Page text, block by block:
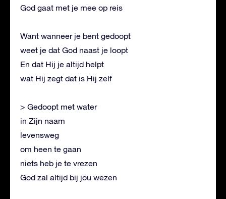
God gaat met je mee op reis
Want wanneer je bent gedoopt
weet je dat God naast je loopt
En dat Hij je altijd helpt
wat Hij zegt dat is Hij zelf
> Gedoopt met water
in Zijn naam
levensweg
om heen te gaan
niets heb je te vrezen
God zal altijd bij jou wezen